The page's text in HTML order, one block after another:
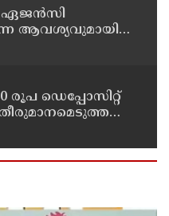
ഏജന്‍സി
ആവശ്യവുമായി
രൂപ ഡെപ്പോസിറ്റ്
മുന്‍ മന്ത്രി എം ബി